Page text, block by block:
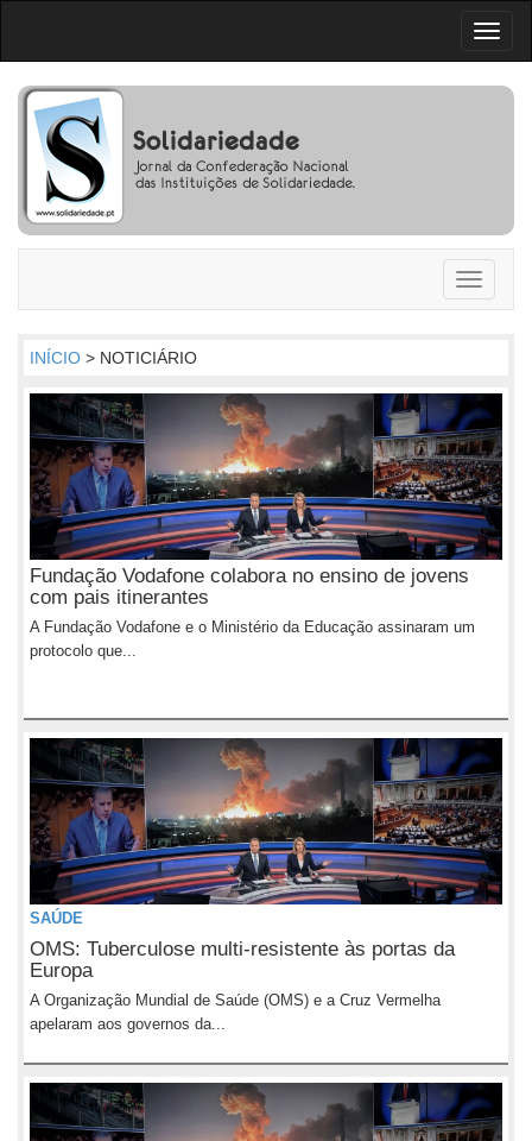
Toggle
INÍCIO > NOTICIÁRIO
Fundação Vodafone colabora no ensino de jovens
com pais itinerantes
A Fundação Vodafone e o Ministério da Educação assinaram um
protocolo que...
SAÚDE
OMS: Tuberculose multi-resistente às portas da
Europa
A Organização Mundial de Saúde (OMS) e a Cruz Vermelha
apelaram aos governos da...